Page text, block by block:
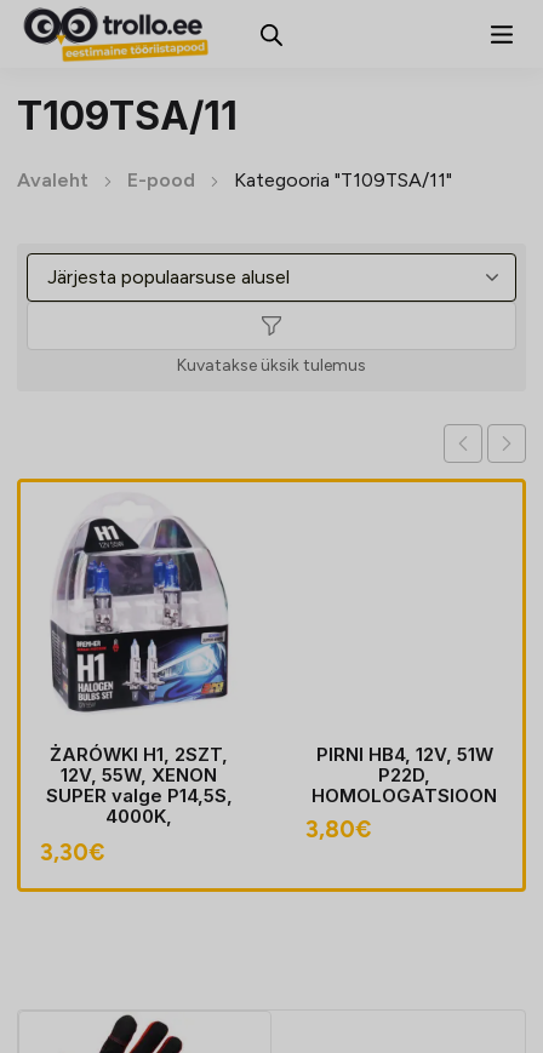
T109TSA/11
Avaleht E-pood Kategooria "T109TSA/11"
Kuvatakse üksik tulemus
ŻARÓWKI H1, 2SZT,
12V, 55W, XENON
SUPER valge P14,5S,
4000K,
3,30€
PIRNI HB4, 12V, 51W
P22D,
HOMOLOGATSIOON
3,80€